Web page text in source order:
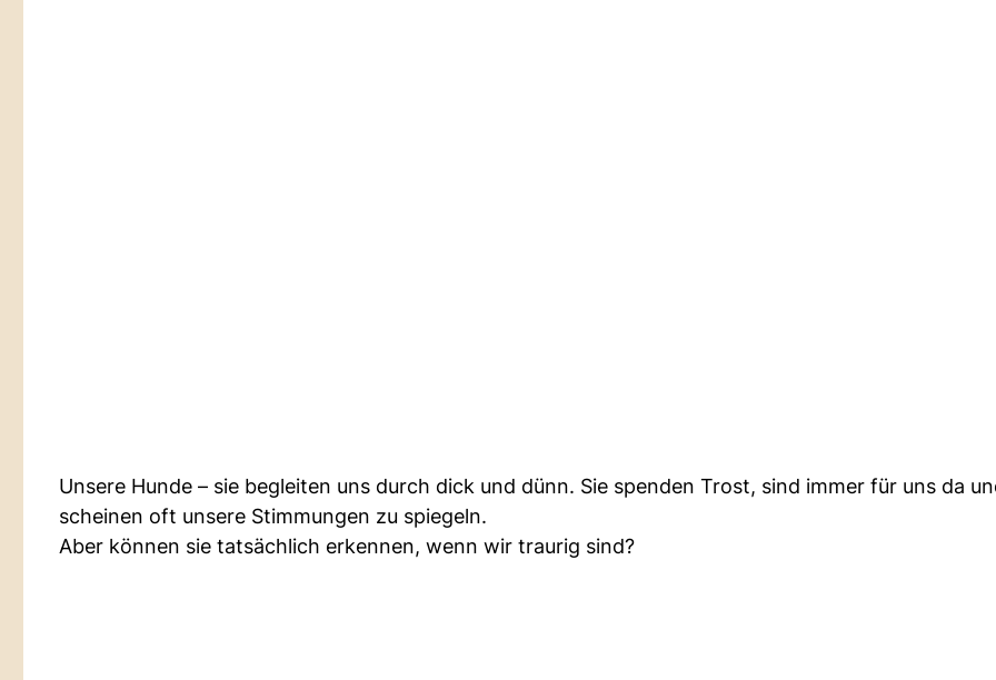
Unsere Hunde – sie begleiten uns durch dick und dünn. Sie spenden Trost, sind immer für uns da
scheinen oft unsere Stimmungen zu spiegeln.
Aber können sie tatsächlich erkennen, wenn wir traurig sind?